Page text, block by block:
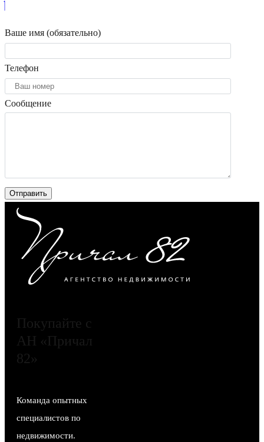
Ваше имя (обязательно)
Телефон
Сообщение
Покупайте с
АН «Причал
82»
Команда опытных
специалистов по
недвижимости.